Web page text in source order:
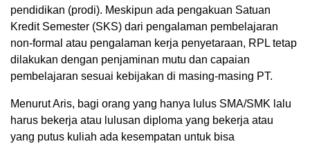
pendidikan (prodi). Meskipun ada pengakuan Satuan
Kredit Semester (SKS) dari pengalaman pembelajaran
non-formal atau pengalaman kerja penyetaraan, RPL tetap
dilakukan dengan penjaminan mutu dan capaian
pembelajaran sesuai kebijakan di masing-masing PT.
Menurut Aris, bagi orang yang hanya lulus SMA/SMK lalu
harus bekerja atau lulusan diploma yang bekerja atau
yang putus kuliah ada kesempatan untuk bisa